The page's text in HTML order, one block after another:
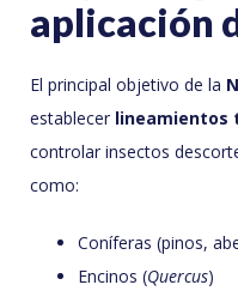
aplicación
El principal objetivo de la
establecer lineamientos
controlar insectos
como:
Coníferas (pinos,
Encinos (Quercus)